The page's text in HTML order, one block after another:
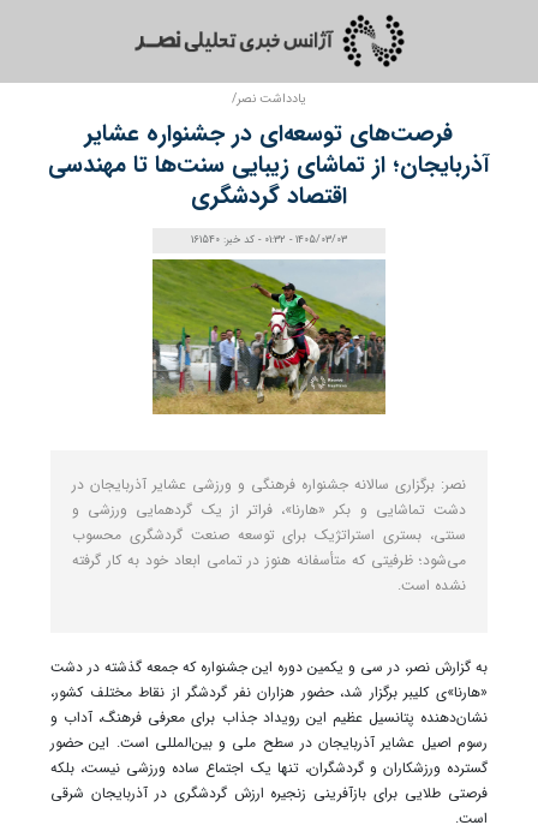
یادداشت نصر/
فرصت‌های توسعه‌ای در جشنواره عشایر
آذربایجان؛ از تماشای زیبایی سنت‌ها تا مهندسی
اقتصاد گردشگری
1405/03/03 - 01:32 - کد خبر: 161540
نصر: برگزاری سالانه جشنواره فرهنگی و ورزشی عشایر آذربایجان در
دشت تماشایی و بکر «هارنا»، فراتر از یک گردهمایی ورزشی و
سنتی، بستری استراتژیک برای توسعه صنعت گردشگری محسوب
می‌شود؛ ظرفیتی که متأسفانه هنوز در تمامی ابعاد خود به کار گرفته
نشده است.
به گزارش نصر، در سی‌ و یکمین دوره این جشنواره که جمعه گذشته در دشت
«هارنا»ی کلیبر برگزار شد، حضور هزاران نفر گردشگر از نقاط مختلف کشور،
نشان‌دهنده پتانسیل عظیم این رویداد جذاب برای معرفی فرهنگ، آداب و
رسوم اصیل عشایر آذربایجان در سطح ملی و بین‌المللی است. این حضور
گسترده ورزشکاران و گردشگران، تنها یک اجتماع ساده ورزشی نیست، بلکه
فرصتی طلایی برای بازآفرینی زنجیره ارزش گردشگری در آذربایجان شرقی
است.